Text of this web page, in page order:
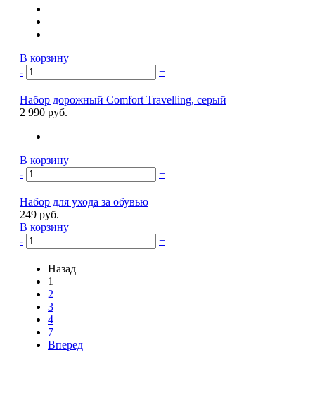
В корзину
-
+
Набор дорожный Comfort Travelling, серый
2 990 руб.
В корзину
-
+
Набор для ухода за обувью
249 руб.
В корзину
-
+
Назад
1
2
3
4
7
Вперед